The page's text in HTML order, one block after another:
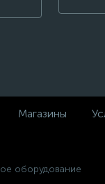
Магазины
оборудование